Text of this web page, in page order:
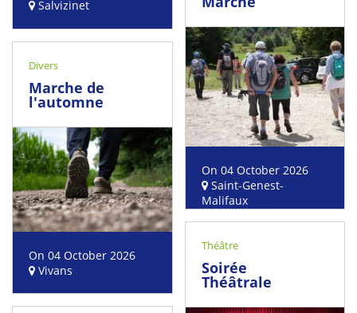
Salvizinet
On 04 October 2026
Saint-Genest-
Malifaux
Divers
Marche de
l'automne
On 04 October 2026
Vivans
Théâtre
Soirée
Théâtrale